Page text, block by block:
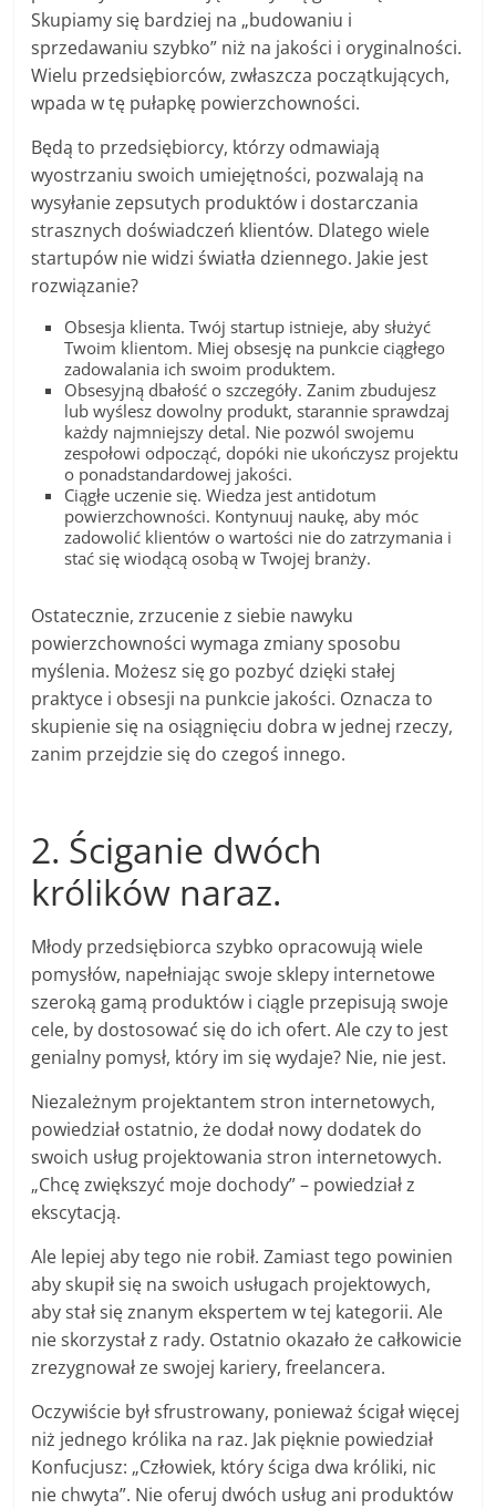
Skupiamy się bardziej na „budowaniu i
sprzedawaniu szybko” niż na jakości i oryginalności.
Wielu przedsiębiorców, zwłaszcza początkujących,
wpada w tę pułapkę powierzchowności.
Będą to przedsiębiorcy, którzy odmawiają
wyostrzaniu swoich umiejętności, pozwalają na
wysyłanie zepsutych produktów i dostarczania
strasznych doświadczeń klientów. Dlatego wiele
startupów nie widzi światła dziennego. Jakie jest
rozwiązanie?
Obsesja klienta. Twój startup istnieje, aby służyć
Twoim klientom. Miej obsesję na punkcie ciągłego
zadowalania ich swoim produktem.
Obsesyjną dbałość o szczegóły. Zanim zbudujesz
lub wyślesz dowolny produkt, starannie sprawdzaj
każdy najmniejszy detal. Nie pozwól swojemu
zespołowi odpocząć, dopóki nie ukończysz projektu
o ponadstandardowej jakości.
Ciągłe uczenie się. Wiedza jest antidotum
powierzchowności. Kontynuuj naukę, aby móc
zadowolić klientów o wartości nie do zatrzymania i
stać się wiodącą osobą w Twojej branży.
Ostatecznie, zrzucenie z siebie nawyku
powierzchowności wymaga zmiany sposobu
myślenia. Możesz się go pozbyć dzięki stałej
praktyce i obsesji na punkcie jakości. Oznacza to
skupienie się na osiągnięciu dobra w jednej rzeczy,
zanim przejdzie się do czegoś innego.
2. Ściganie dwóch
królików naraz.
Młody przedsiębiorca szybko opracowują wiele
pomysłów, napełniając swoje sklepy internetowe
szeroką gamą produktów i ciągle przepisują swoje
cele, by dostosować się do ich ofert. Ale czy to jest
genialny pomysł, który im się wydaje? Nie, nie jest.
Niezależnym projektantem stron internetowych,
powiedział ostatnio, że dodał nowy dodatek do
swoich usług projektowania stron internetowych.
„Chcę zwiększyć moje dochody” – powiedział z
ekscytacją.
Ale lepiej aby tego nie robił. Zamiast tego powinien
aby skupił się na swoich usługach projektowych,
aby stał się znanym ekspertem w tej kategorii. Ale
nie skorzystał z rady. Ostatnio okazało że całkowicie
zrezygnował ze swojej kariery, freelancera.
Oczywiście był sfrustrowany, ponieważ ścigał więcej
niż jednego królika na raz. Jak pięknie powiedział
Konfucjusz: „Człowiek, który ściga dwa króliki, nic
nie chwyta”. Nie oferuj dwóch usług ani produktów